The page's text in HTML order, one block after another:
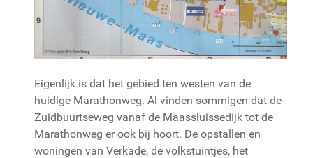
Eigenlijk is dat het gebied ten westen van de
huidige Marathonweg. Al vinden sommigen dat de
Zuidbuurtseweg vanaf de Maassluissedijk tot de
Marathonweg er ook bij hoort. De opstallen en
woningen van Verkade, de volkstuintjes, het